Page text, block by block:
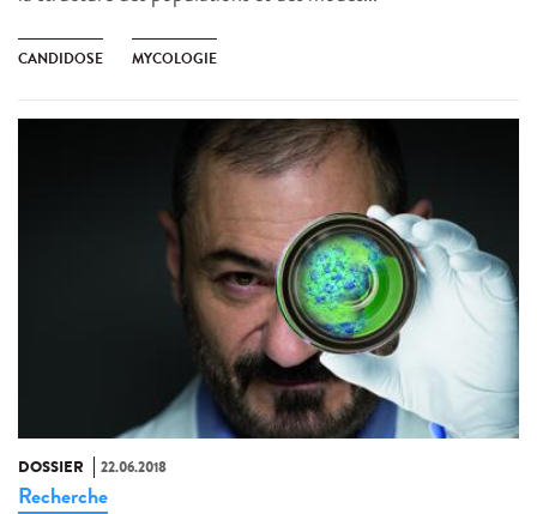
CANDIDOSE MYCOLOGIE
DOSSIER 22.06.2018
Recherche